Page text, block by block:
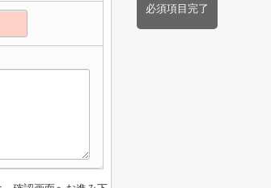
必須項目完了